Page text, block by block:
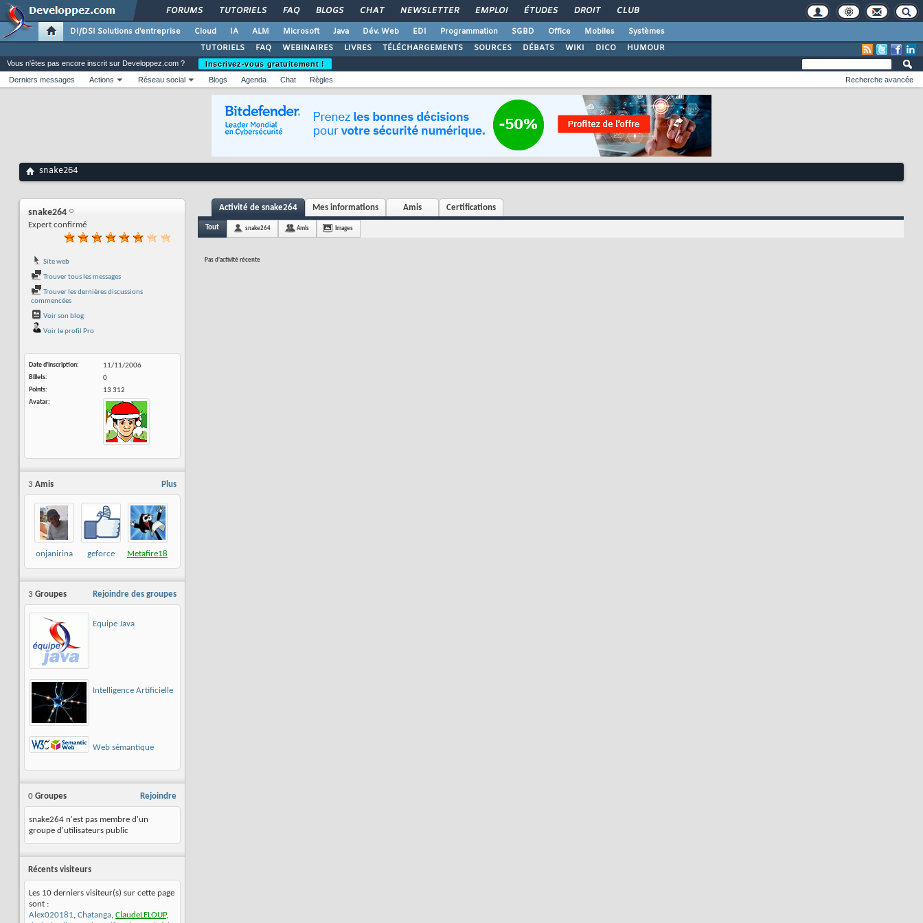
FORUMS TUTORIELS FAQ BLOGS CHAT NEWSLETTER EMPLOI ÉTUDES DROIT CLUB
DI/DSI Solutions d'entreprise Cloud IA ALM Microsoft Java Dév. Web EDI Programmation SGBD Office Mobiles
Systèmes
TUTORIELS
FAQ WEBINAIRES LIVRES TÉLÉCHARGEMENTS SOURCES DÉBATS WIKI DICO HUMOUR
Vous n'êtes pas encore inscrit sur Developpez.com ?
Inscrivez-vous gratuitement !
Derniers messages
Actions Réseau social Blogs Agenda Chat Règles Recherche avancée
snake264
snake264
Expert confirmé
Site web
Trouver tous les messages
Trouver les dernières discussions
commencées
Voir son blog
Voir le profil Pro
Date d'inscription
11/11/2006
Billets
0
Points
13 312
Avatar
Plus
3 Amis
onjanirina geforce Metafire18
Rejoindre des groupes
3 Groupes
Equipe Java
Intelligence Artificielle
Web sémantique
Rejoindre
0 Groupes
snake264 n'est pas membre d'un
groupe d'utilisateurs public
Récents visiteurs
Les 10 derniers visiteur(s) sur cette page
sont :
Alex020181, Chatanga, ClaudeLELOUP,
Activité de snake264 Mes informations Amis Certifications
Tout snake264 Amis Images
Pas d'activité récente